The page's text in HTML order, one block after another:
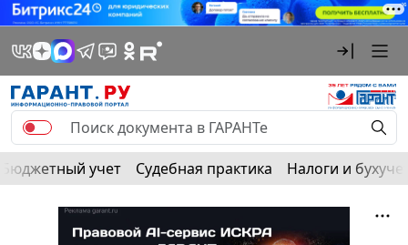
Бюджетный учет Судебная практика Налоги и